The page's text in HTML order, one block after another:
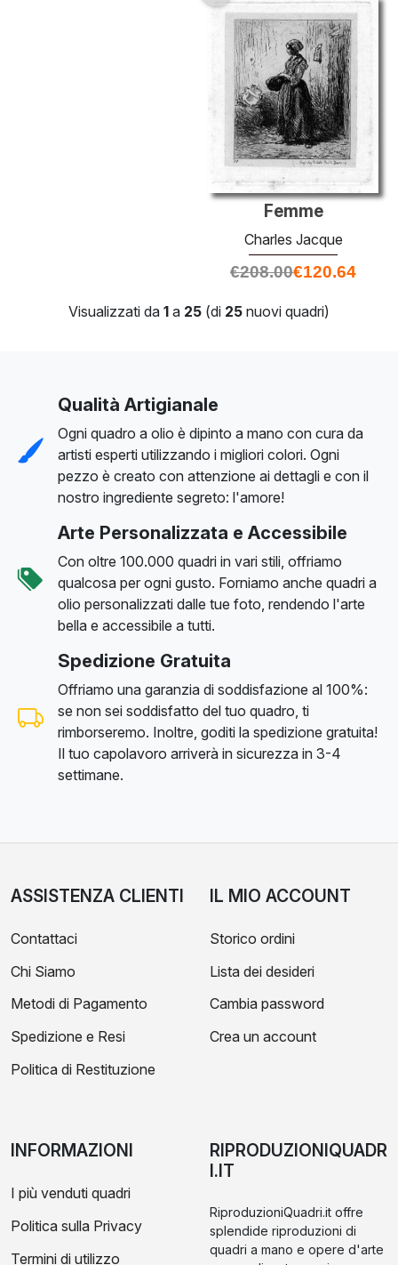
Femme
Charles Jacque
€208.00€120.64
Visualizzati da 1 a 25 (di 25 nuovi quadri)
Qualità Artigianale
Ogni quadro a olio è dipinto a mano con cura da
artisti esperti utilizzando i migliori colori. Ogni
pezzo è creato con attenzione ai dettagli e con il
nostro ingrediente segreto: l'amore!
Arte Personalizzata e Accessibile
Con oltre 100.000 quadri in vari stili, offriamo
qualcosa per ogni gusto. Forniamo anche quadri a
olio personalizzati dalle tue foto, rendendo l'arte
bella e accessibile a tutti.
Spedizione Gratuita
Offriamo una garanzia di soddisfazione al 100%:
se non sei soddisfatto del tuo quadro, ti
rimborseremo. Inoltre, goditi la spedizione gratuita!
Il tuo capolavoro arriverà in sicurezza in 3-4
settimane.
ASSISTENZA CLIENTI
Contattaci
Chi Siamo
Metodi di Pagamento
Spedizione e Resi
Politica di Restituzione
IL MIO ACCOUNT
Storico ordini
Lista dei desideri
Cambia password
Crea un account
INFORMAZIONI
I più venduti quadri
Politica sulla Privacy
Termini di utilizzo
RIPRODUZIONIQUADR
I.IT
RiproduzioniQuadri.it offre
splendide riproduzioni di
quadri a mano e opere d'arte